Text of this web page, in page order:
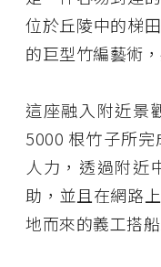
位於丘陵中的梯
的巨型竹編藝術
這座融入附近景
5000 根竹子所
人力，透過附近
助，並且在網路
地而來的義工搭